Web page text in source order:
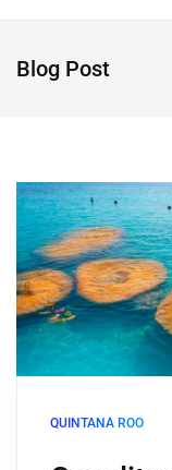
Blog Post
QUINTANA ROO